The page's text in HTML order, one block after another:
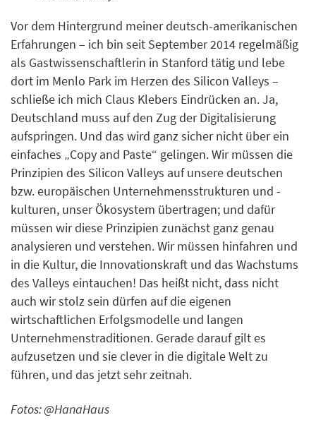
Vor dem Hintergrund meiner deutsch-amerikanischen
Erfahrungen – ich bin seit September 2014 regelmäßig
als Gastwissenschaftlerin in Stanford tätig und lebe
dort im Menlo Park im Herzen des Silicon Valleys –
schließe ich mich Claus Klebers Eindrücken an. Ja,
Deutschland muss auf den Zug der Digitalisierung
aufspringen. Und das wird ganz sicher nicht über ein
einfaches „Copy and Paste“ gelingen. Wir müssen die
Prinzipien des Silicon Valleys auf unsere deutschen
bzw. europäischen Unternehmensstrukturen und -
kulturen, unser Ökosystem übertragen; und dafür
müssen wir diese Prinzipien zunächst ganz genau
analysieren und verstehen. Wir müssen hinfahren und
in die Kultur, die Innovationskraft und das Wachstums
des Valleys eintauchen! Das heißt nicht, dass nicht
auch wir stolz sein dürfen auf die eigenen
wirtschaftlichen Erfolgsmodelle und langen
Unternehmenstraditionen. Gerade darauf gilt es
aufzusetzen und sie clever in die digitale Welt zu
führen, und das jetzt sehr zeitnah.
Fotos: @HanaHaus